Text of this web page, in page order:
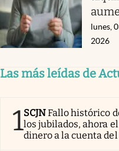
lunes,
2026
Las más leídas de
1SCJNFallo histórico
los jubilados, ahora
dinero a la cuenta